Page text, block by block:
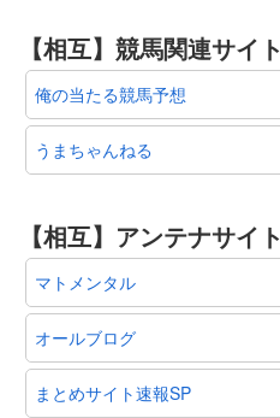
【相互】競馬関連サイト
俺の当たる競馬予想
うまちゃんねる
【相互】アンテナサイト
マトメンタル
オールブログ
まとめサイト速報SP